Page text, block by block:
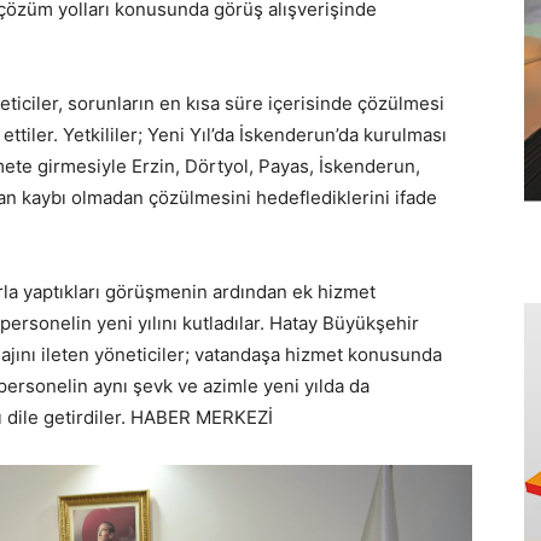
yolları konusunda görüş alışverişinde
sorunların en kısa süre içerisinde çözülmesi
Yetkililer; Yeni Yıl’da İskenderun’da kurulması
girmesiyle Erzin, Dörtyol, Payas, İskenderun,
kaybı olmadan çözülmesini hedeflediklerini ifade
görüşmenin ardından ek hizmet
yeni yılını kutladılar. Hatay Büyükşehir
ileten yöneticiler; vatandaşa hizmet konusunda
aynı şevk ve azimle yeni yılda da
getirdiler. HABER MERKEZİ